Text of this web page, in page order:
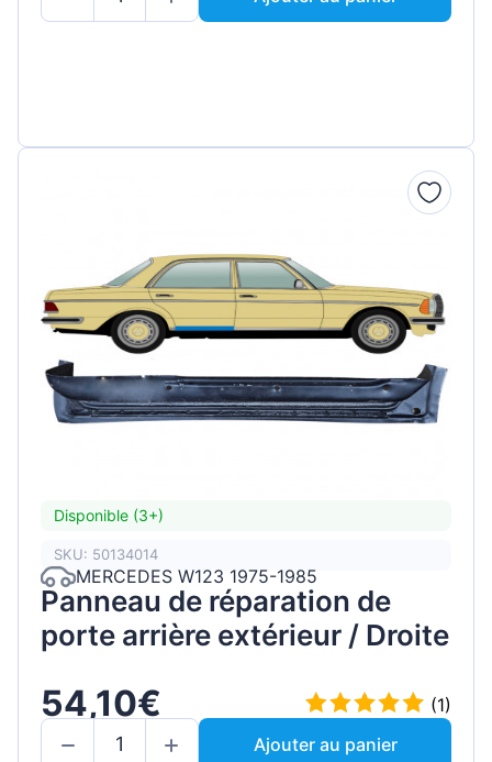
Disponible (3+)
SKU: 50134014
MERCEDES W123 1975-1985
Panneau de réparation de
porte arrière extérieur / Droite
54,10€
(1)
Ajouter au panier